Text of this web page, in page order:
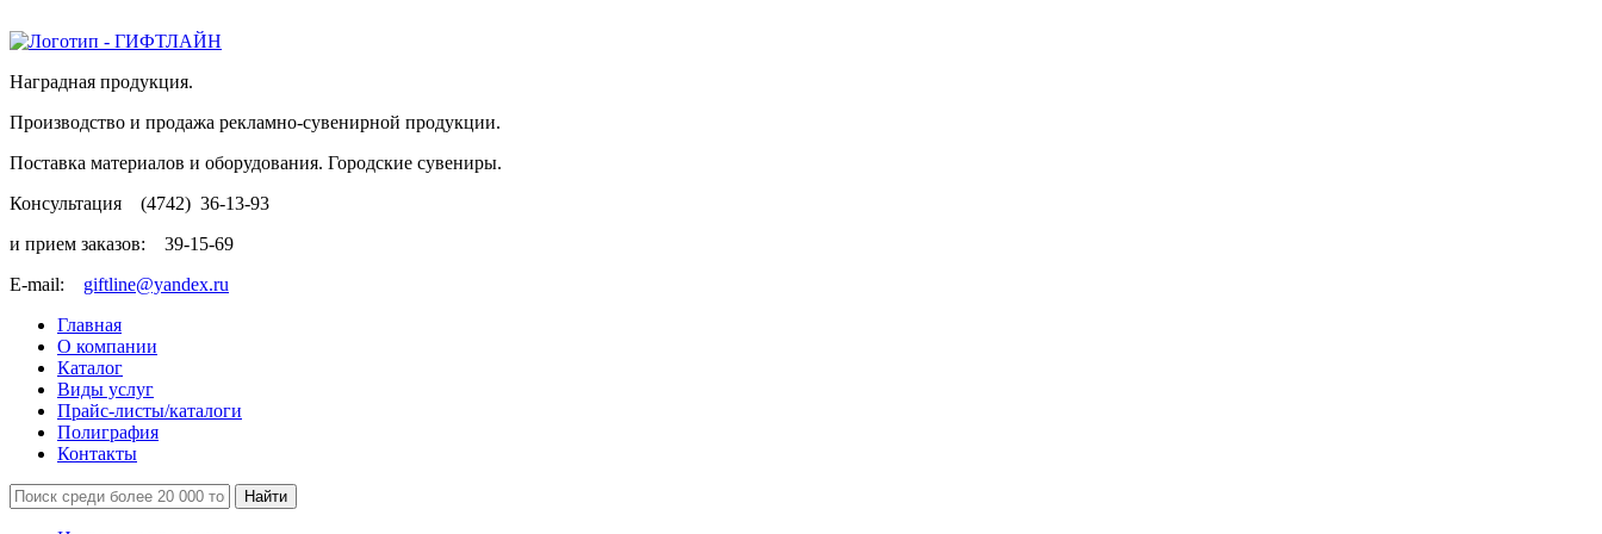
Наградная продукция.
Производство и продажа рекламно-сувенирной продукции.
Поставка материалов и оборудования. Городские сувениры.
Консультация (4742) 36-13-93
и прием заказов: 39-15-69
E-mail: giftline@yandex.ru
Главная
О компании
Каталог
Виды услуг
Прайс-листы/каталоги
Полиграфия
Контакты